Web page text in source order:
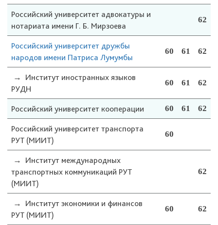
Российский университет адвокатуры и
нотариата имени Г. Б. Мирзоева
62
Российский университет дружбы
народов имени Патриса Лумумбы
60 61 62
→ Институт иностранных языков
РУДН
60 61 62
Российский университет кооперации 60 61 62
Российский университет транспорта
РУТ (МИИТ)
60
→ Институт международных
транспортных коммуникаций РУТ
(МИИТ)
62
→ Институт экономики и финансов
РУТ (МИИТ)
60 62